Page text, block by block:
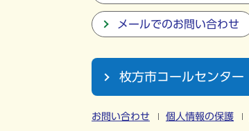
メールでのお問い合わせ
枚方市コールセンター
お問い合わせ 個人情報の保護